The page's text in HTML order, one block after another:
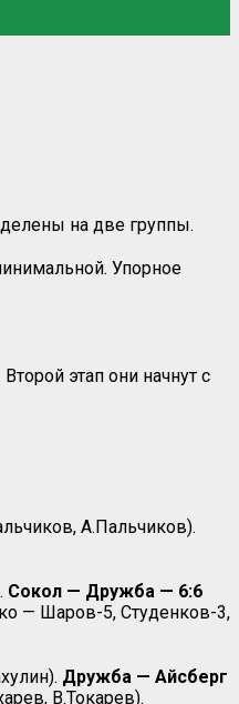
на две группы.
Упорное
этап они начнут с
А.Пальчиков).
Сокол — Дружба — 6:6
— Шаров-5, Студенков-3,
Дружба — Айсберг
В.Токарев).